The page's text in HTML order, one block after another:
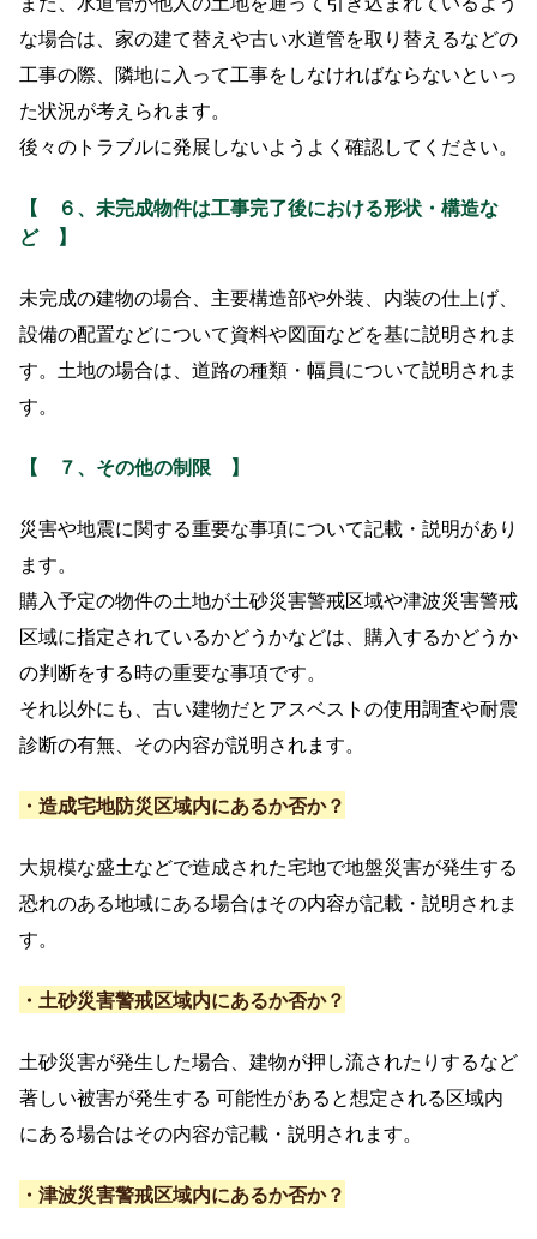
な場合は、家の建て替えや古い水道管を取り替えるなどの
工事の際、隣地に入って工事をしなければならないといっ
た状況が考えられます。
後々のトラブルに発展しないようよく確認してください。
【
６、未完成物件は工事完了後における形状・構造な
ど】
未完成の建物の場合、主要構造部や外装、内装の仕上げ、
設備の配置などについて資料や図面などを基に説明されま
す。土地の場合は、道路の種類・幅員について説明されま
す。
【 ７、その他の制限 】
災害や地震に関する重要な事項について記載・説明があり
ます。
購入予定の物件の土地が土砂災害警戒区域や津波災害警戒
区域に指定されているかどうかなどは、購入するかどうか
の判断をする時の重要な事項です。
それ以外にも、古い建物だとアスベストの使用調査や耐震
診断の有無、その内容が説明されます。
・造成宅地防災区域内にあるか否か？
大規模な盛土などで造成された宅地で地盤災害が発生する
恐れのある地域にある場合はその内容が記載・説明されま
す。
・土砂災害警戒区域内にあるか否か？
土砂災害が発生した場合、建物が押し流されたりするなど
著しい被害が発生する 可能性があると想定される区域内
にある場合はその内容が記載・説明されます。
・津波災害警戒区域内にあるか否か？